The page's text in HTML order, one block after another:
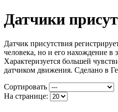
Датчики
Датчик присутствия
человека, но и его нахождение в
Характеризуется большей
датчиком движения. Сделано в
Сортировать
На странице: